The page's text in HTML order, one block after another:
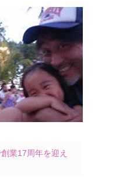
業17周年を迎え